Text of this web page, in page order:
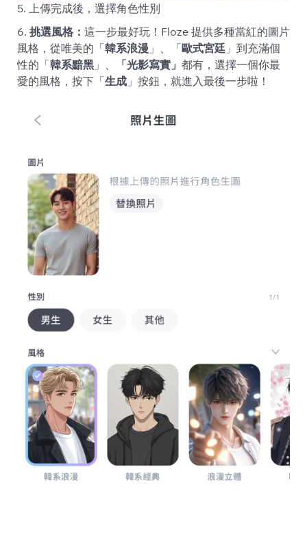
5. 上傳完成後，選擇角色性別
6. 挑選風格： 這一步最好玩！Floze 提供多種當紅的圖片
風格，從唯美的「韓系浪漫 」、「歐式宮廷 」到充滿個
性的「韓系黯黑」、 「光影寫實」 都有，選擇一個你最
愛的風格，按下「生成」按鈕，就進入最後一步啦！